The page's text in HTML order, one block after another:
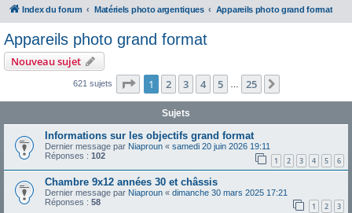
Index du forum Matériels photo argentiques Appareils photo grand format
Appareils photo grand format
Nouveau sujet
621 sujets Page 1sur25
1 2 3 4 5 25
Sujets
Informations sur les objectifs grand format
Dernier message par Niaproun « samedi 20 juin 2026 19:11
Réponses : 102 1 2 3 4 5 6
Chambre 9x12 années 30 et châssis
Dernier message par Niaproun « dimanche 30 mars 2025 17:21
Réponses : 58 1 2 3